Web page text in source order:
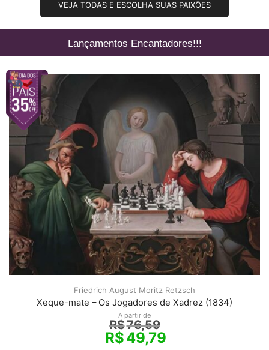
VEJA TODAS E ESCOLHA SUAS PAIXÕES
Lançamentos Encantadores!!!
Friedrich August Moritz Retzsch
Xeque-mate – Os Jogadores de Xadrez (1834)
A partir de
R$76,59
R$49,79